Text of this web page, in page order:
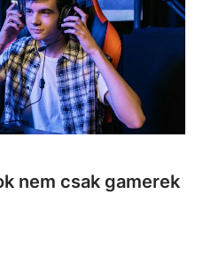
nem csak gamerek